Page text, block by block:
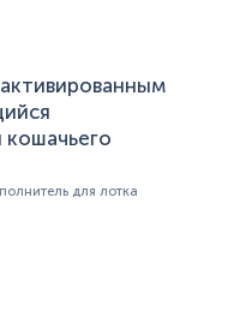
кошачьего
для лотка